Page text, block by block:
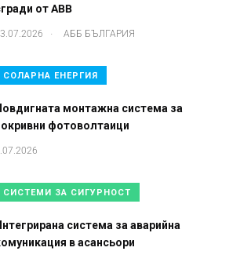
от ABB
АББ БЪЛГАРИЯ
СОЛАРНА ЕНЕРГИЯ
монтажна система за
фотоволтаици
СИСТЕМИ ЗА СИГУРНОСТ
система за аварийна
в асансьори